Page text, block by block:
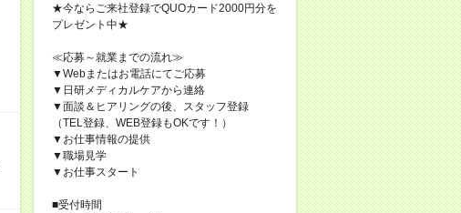
★今ならご来社登録でQUOカード2000円分を
プレゼント中★
≪応募～就業までの流れ≫
▼Webまたはお電話にてご応募
▼日研メディカルケアから連絡
▼面談＆ヒアリングの後、スタッフ登録
（TEL登録、WEB登録もOKです！）
▼お仕事情報の提供
▼職場見学
▼お仕事スタート
■受付時間